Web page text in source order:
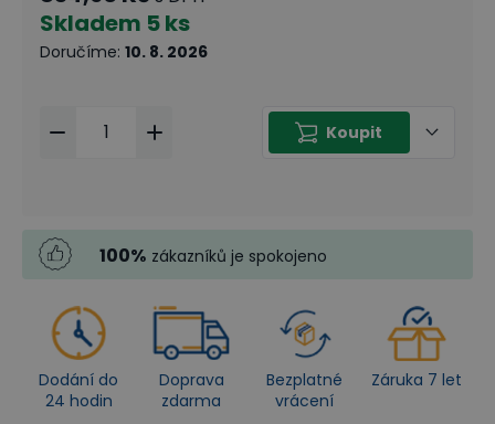
Skladem 5 ks
Doručíme: 10. 8. 2026
Koupit
100% zákazníků je spokojeno
Dodání do
24 hodin
Doprava
zdarma
Bezplatné
vrácení
Záruka 7 let